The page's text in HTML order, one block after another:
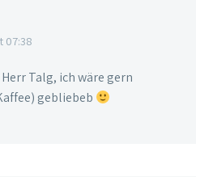
07:38
Talg, ich wäre gern
gebliebeb